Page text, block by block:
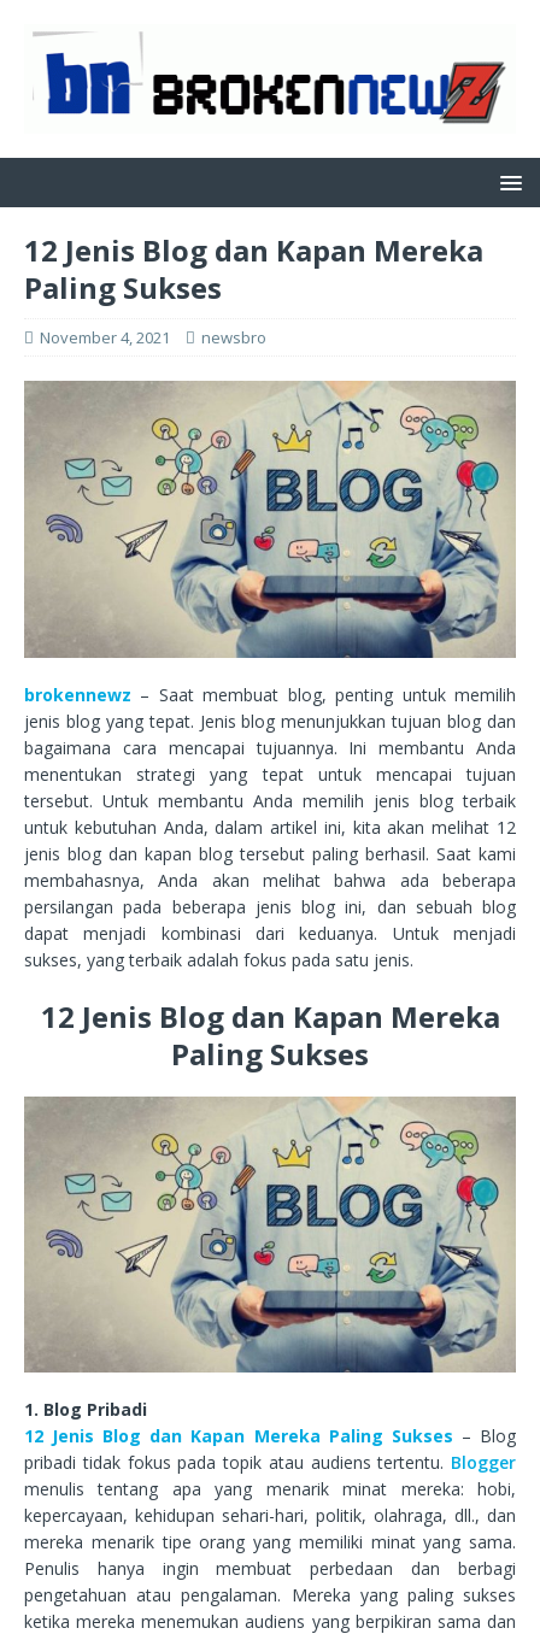
12 Jenis Blog dan Kapan Mereka
Paling Sukses
November 4, 2021 newsbro
brokennewz – Saat membuat blog, penting untuk memilih
jenis blog yang tepat. Jenis blog menunjukkan tujuan blog dan
bagaimana cara mencapai tujuannya. Ini membantu Anda
menentukan strategi yang tepat untuk mencapai tujuan
tersebut. Untuk membantu Anda memilih jenis blog terbaik
untuk kebutuhan Anda, dalam artikel ini, kita akan melihat 12
jenis blog dan kapan blog tersebut paling berhasil. Saat kami
membahasnya, Anda akan melihat bahwa ada beberapa
persilangan pada beberapa jenis blog ini, dan sebuah blog
dapat menjadi kombinasi dari keduanya. Untuk menjadi
sukses, yang terbaik adalah fokus pada satu jenis.
12 Jenis Blog dan Kapan Mereka
Paling Sukses
1. Blog Pribadi
12 Jenis Blog dan Kapan Mereka Paling Sukses – Blog
pribadi tidak fokus pada topik atau audiens tertentu. Blogger
menulis tentang apa yang menarik minat mereka: hobi,
kepercayaan, kehidupan sehari-hari, politik, olahraga, dll., dan
mereka menarik tipe orang yang memiliki minat yang sama.
Penulis hanya ingin membuat perbedaan dan berbagi
pengetahuan atau pengalaman. Mereka yang paling sukses
ketika mereka menemukan audiens yang berpikiran sama dan